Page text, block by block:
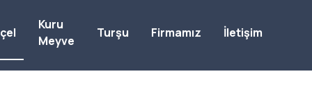
Kuru
Meyve
Turşu Firmamız İletişim